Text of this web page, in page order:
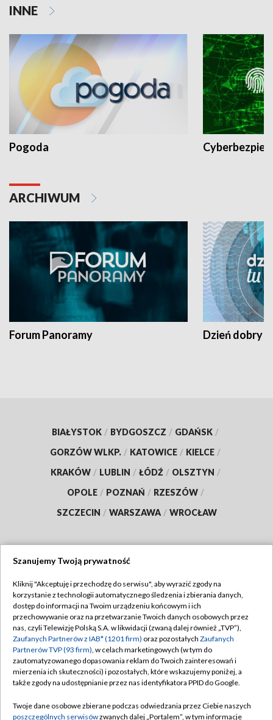
INNE
Pogoda
ARCHIWUM
Forum Panoramy Dzień dobry
BIAŁYSTOK / BYDGOSZCZ / GDAŃSK /
GORZÓW WLKP. / KATOWICE / KIELCE /
KRAKÓW / LUBLIN / ŁÓDŹ / OLSZTYN /
OPOLE / POZNAŃ / RZESZÓW /
SZCZECIN / WARSZAWA / WROCŁAW
TVP
Abonament TVP
Emisja w TVP
Centrum informacji TVP
Naziemna Telewizja Cyfrowa
Rada Programowa
Regulamin TVP
Polityka prywatności
Moje zgody
Pomoc
Szanujemy Twoją prywatność
Kliknij "Akceptuję i przechodzę do serwisu", aby wyrazić zgody na
korzystanie z technologii automatycznego śledzenia i zbierania danych,
dostęp do informacji na Twoim urządzeniu końcowym i ich
przechowywanie oraz na przetwarzanie Twoich danych osobowych przez
nas, czyli Telewizję Polską S.A. w likwidacji (zwaną dalej również „TVP”),
Zaufanych Partnerów z IAB* (1201 firm) oraz pozostałych Zaufanych
Partnerów TVP (93 firm), w celach marketingowych (w tym do
zautomatyzowanego dopasowania reklam do Twoich zainteresowań i
mierzenia ich skuteczności) i pozostałych, które wskazujemy poniżej, a
także zgody na udostępnianie przez nas identyfikatora PPID do Google.
Twoje dane osobowe zbierane podczas odwiedzania przez Ciebie naszych
poszczególnych serwisówzwanych dalej „Portalem”, w tym informacje